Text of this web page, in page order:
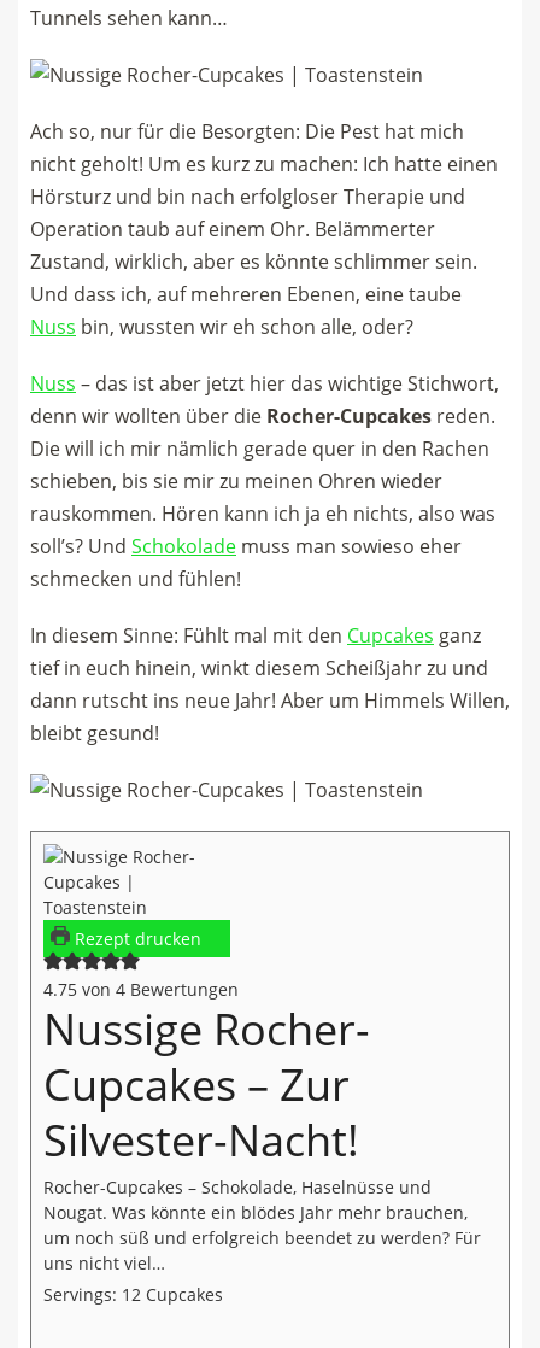
Tunnels sehen kann…
Ach so, nur für die Besorgten: Die Pest hat mich
nicht geholt! Um es kurz zu machen: Ich hatte einen
Hörsturz und bin nach erfolgloser Therapie und
Operation taub auf einem Ohr. Belämmerter
Zustand, wirklich, aber es könnte schlimmer sein.
Und dass ich, auf mehreren Ebenen, eine taube
Nuss bin, wussten wir eh schon alle, oder?
Nuss – das ist aber jetzt hier das wichtige Stichwort,
denn wir wollten über die Rocher-Cupcakes reden.
Die will ich mir nämlich gerade quer in den Rachen
schieben, bis sie mir zu meinen Ohren wieder
rauskommen. Hören kann ich ja eh nichts, also was
soll’s? Und Schokolade muss man sowieso eher
schmecken und fühlen!
In diesem Sinne: Fühlt mal mit den Cupcakes ganz
tief in euch hinein, winkt diesem Scheißjahr zu und
dann rutscht ins neue Jahr! Aber um Himmels Willen,
bleibt gesund!
Rezept drucken
4.75 von 4 Bewertungen
Nussige Rocher-
Cupcakes – Zur
Silvester-Nacht!
Rocher-Cupcakes – Schokolade, Haselnüsse und
Nougat. Was könnte ein blödes Jahr mehr brauchen,
um noch süß und erfolgreich beendet zu werden? Für
uns nicht viel…
Servings: 12 Cupcakes